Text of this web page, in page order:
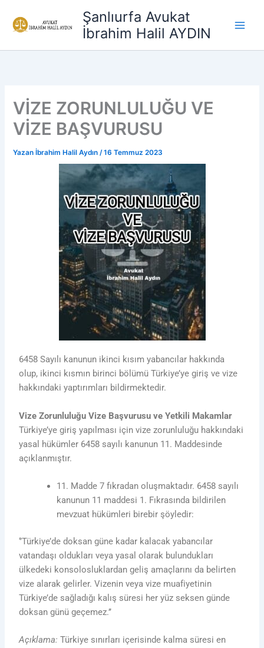
atla
Şanlıurfa Avukat
İbrahim Halil AYDIN
VİZE ZORUNLULUĞU VE
VİZE BAŞVURUSU
Yazan İbrahim Halil Aydın/16 Temmuz 2023
6458 Sayılı kanunun ikinci kısım yabancılar hakkında
olup, ikinci kısmın birinci bölümü Türkiye’ye giriş ve vize
hakkındaki yaptırımları bildirmektedir.
Vize Zorunluluğu Vize Başvurusu ve Yetkili Makamlar
Türkiye’ye giriş yapılması için vize zorunluluğu hakkındaki
yasal hükümler 6458 sayılı kanunun 11. Maddesinde
açıklanmıştır.
11. Madde 7 fıkradan oluşmaktadır. 6458 sayılı
kanunun 11 maddesi 1. Fıkrasında bildirilen
mevzuat hükümleri birebir şöyledir:
‘’Türkiye’de doksan güne kadar kalacak yabancılar
vatandaşı oldukları veya yasal olarak bulundukları
ülkedeki konsolosluklardan geliş amaçlarını da belirten
vize alarak gelirler. Vizenin veya vize muafiyetinin
Türkiye’de sağladığı kalış süresi her yüz seksen günde
doksan günü geçemez.’’
Açıklama:Türkiye sınırları içerisinde kalma süresi en